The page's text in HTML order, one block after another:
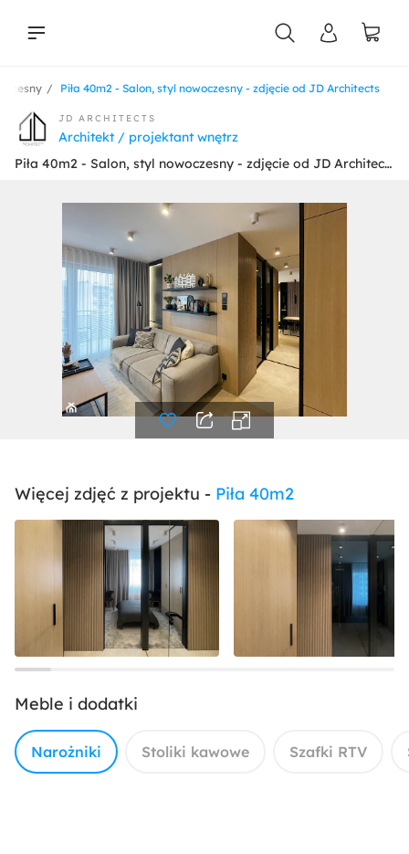
Piła 40m2 - Salon, styl nowoczesny - zdjęcie od JD Architects
JD ARCHITECTS
Architekt / projektant wnętrz
Piła 40m2 - Salon, styl nowoczesny - zdjęcie od JD Architects
Więcej zdjęć z projektu - Piła 40m2
Meble i dodatki
Narożniki Stoliki kawowe Szafki RTV